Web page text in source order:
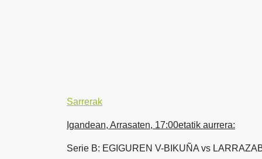
Sarrerak
Igandean, Arrasaten, 17:00etatik aurrera:
Serie B: EGIGUREN V-BIKUÑA vs